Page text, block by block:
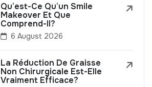
Qu’est-Ce Qu’un Smile
Makeover Et Que
Comprend-Il?
6 August 2026
La Réduction De Graisse
Non Chirurgicale Est-Elle
Vraiment Efficace?